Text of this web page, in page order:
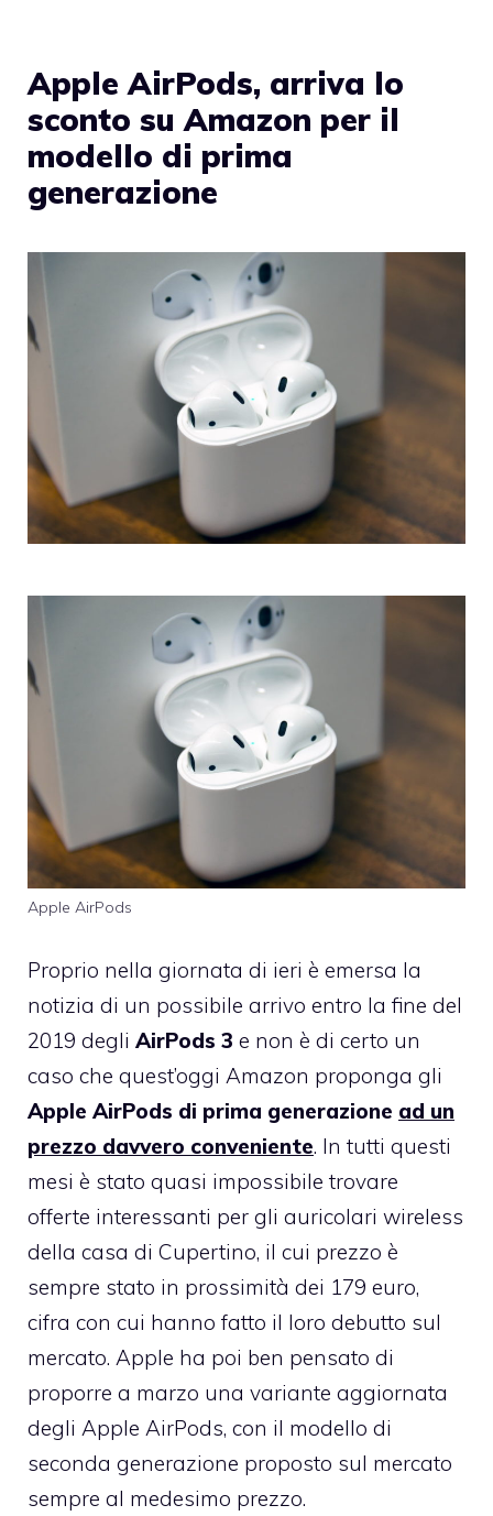
Apple AirPods, arriva lo
sconto su Amazon per il
modello di prima
generazione
Apple AirPods
Proprio nella giornata di ieri è emersa la
notizia di un possibile arrivo entro la fine del
2019 degli AirPods 3 e non è di certo un
caso che quest’oggi Amazon proponga gli
Apple AirPods di prima generazione ad un
prezzo davvero conveniente. In tutti questi
mesi è stato quasi impossibile trovare
offerte interessanti per gli auricolari wireless
della casa di Cupertino, il cui prezzo è
sempre stato in prossimità dei 179 euro,
cifra con cui hanno fatto il loro debutto sul
mercato. Apple ha poi ben pensato di
proporre a marzo una variante aggiornata
degli Apple AirPods, con il modello di
seconda generazione proposto sul mercato
sempre al medesimo prezzo.